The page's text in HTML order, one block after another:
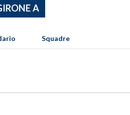
A
Squadre